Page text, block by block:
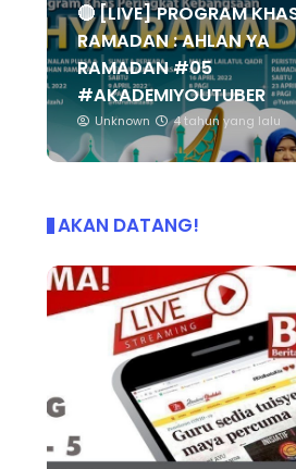
🔴 [LIVE] PROGRAM
RAMADAN : AHLAN YA
RAMADAN #05
#AKADEMIYOUTUBER
Unknown 4 tahun yang lalu
AKAN DATANG!